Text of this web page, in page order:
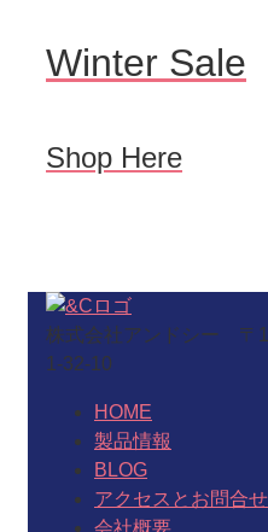
Winter Sale
Shop Here
株式会社アンドシー 〒
1-32-10
HOME
製品情報
BLOG
アクセスとお問合せ